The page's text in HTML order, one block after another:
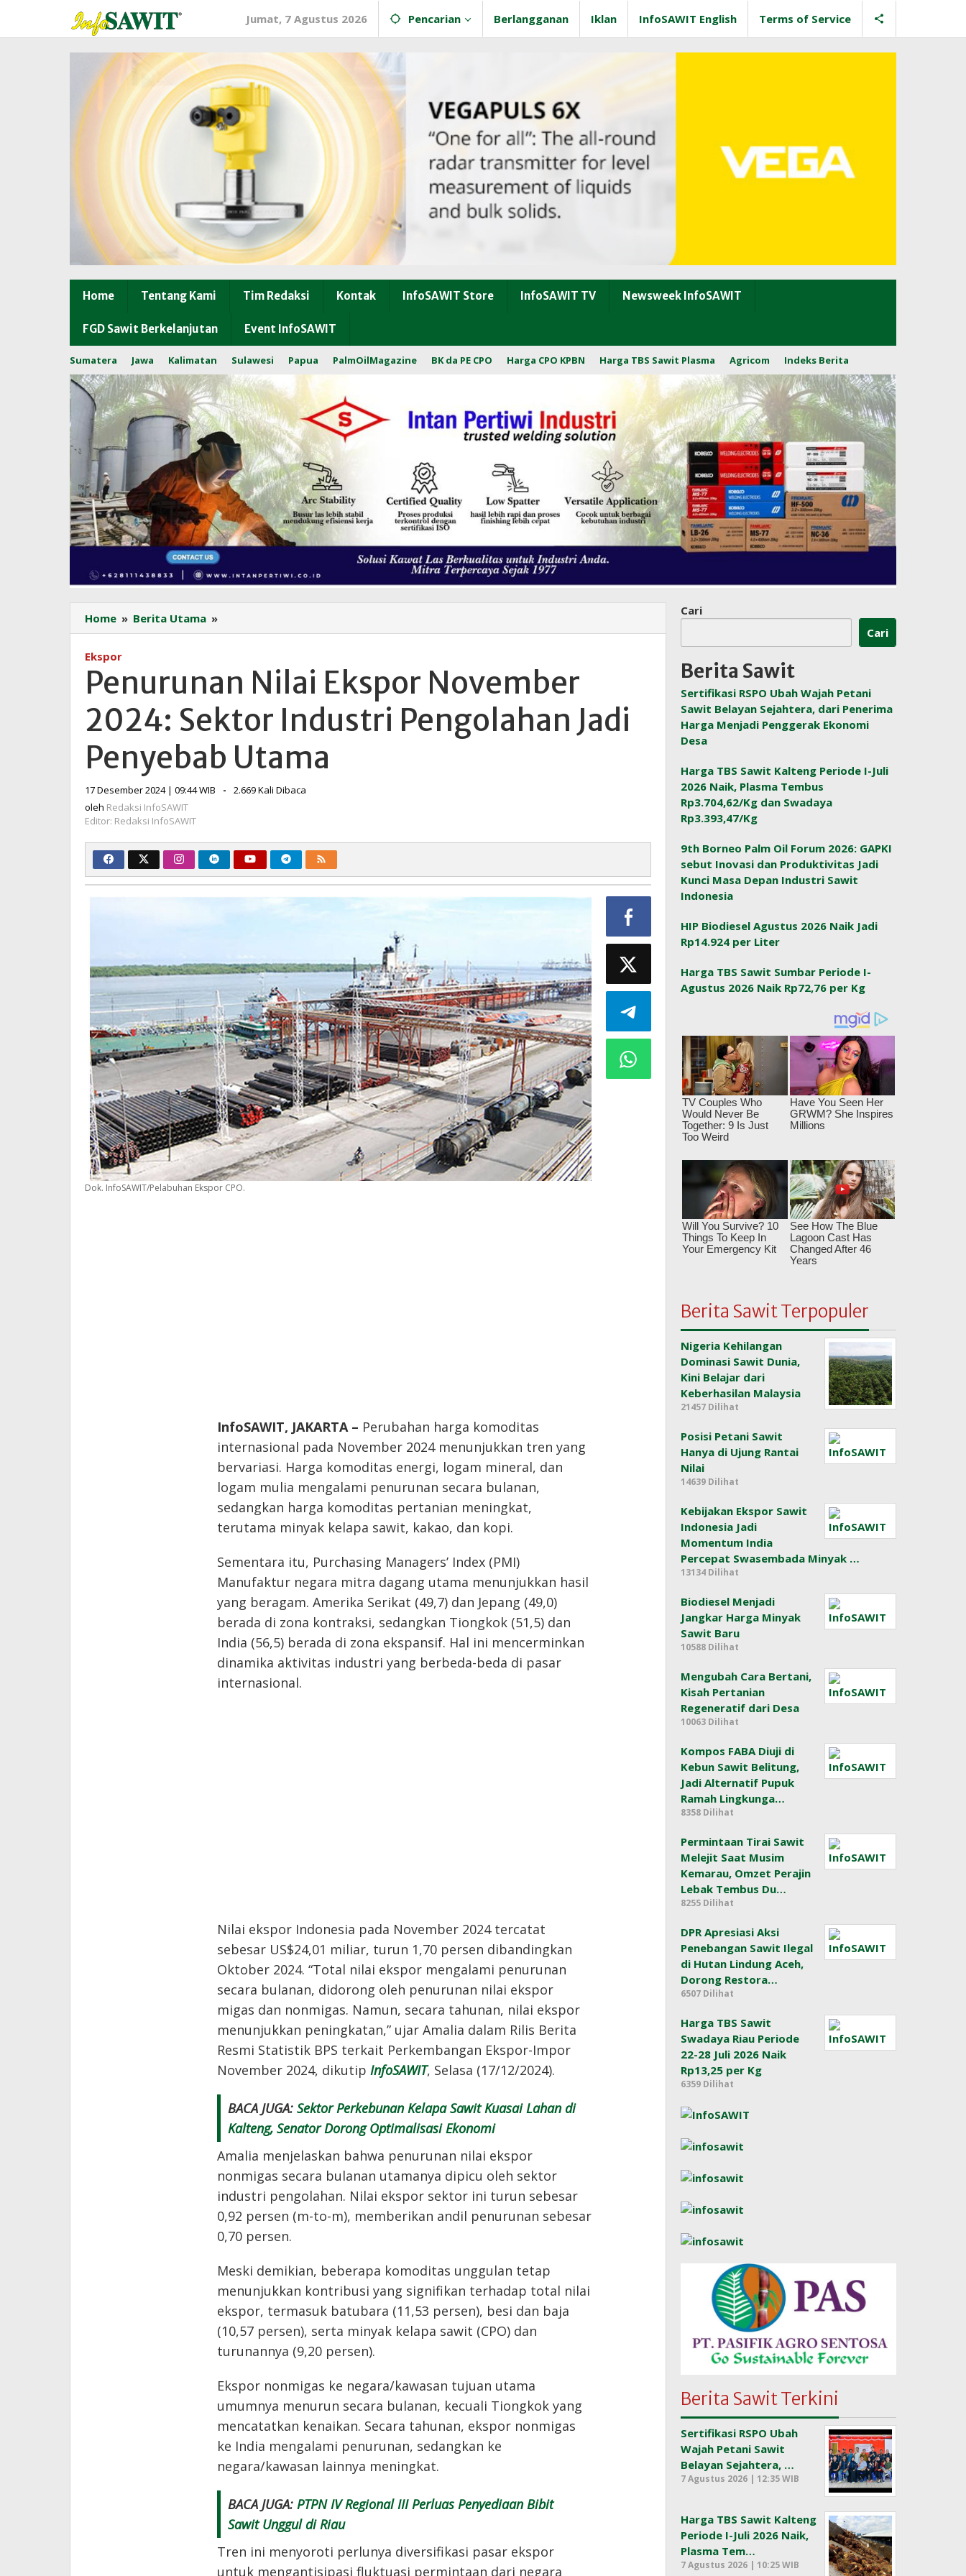
konten
Jumat, 7 Agustus 2026 Pencarian Berlangganan Iklan InfoSAWIT English Terms of Service
Home Tentang Kami Tim Redaksi Kontak InfoSAWIT Store InfoSAWIT TV Newsweek InfoSAWIT
FGD Sawit Berkelanjutan Event InfoSAWIT
Sumatera Jawa Kalimatan Sulawesi Papua PalmOilMagazine BK da PE CPO Harga CPO KPBN Harga TBS Sawit Plasma Agricom Indeks Berita
Home » Berita Utama »
Nilai
2024:
Sektor
Industri
Pengolahan
Jadi
Penyebab
Ekspor
Penurunan Nilai Ekspor November
2024: Sektor Industri Pengolahan Jadi
Penyebab Utama
17 Desember 2024 | 09:44 WIB
oleh
-
2.669 Kali Dibaca
oleh Redaksi InfoSAWIT
Editor: Redaksi InfoSAWIT
Dok. InfoSAWIT/Pelabuhan Ekspor CPO.
InfoSAWIT, JAKARTA – Perubahan harga komoditas
internasional pada November 2024 menunjukkan tren yang
bervariasi. Harga komoditas energi, logam mineral, dan
logam mulia mengalami penurunan secara bulanan,
sedangkan harga komoditas pertanian meningkat,
terutama minyak kelapa sawit, kakao, dan kopi.
Sementara itu, Purchasing Managers’ Index (PMI)
Manufaktur negara mitra dagang utama menunjukkan hasil
yang beragam. Amerika Serikat (49,7) dan Jepang (49,0)
berada di zona kontraksi, sedangkan Tiongkok (51,5) dan
India (56,5) berada di zona ekspansif. Hal ini mencerminkan
dinamika aktivitas industri yang berbeda-beda di pasar
internasional.
Nilai ekspor Indonesia pada November 2024 tercatat
sebesar US$24,01 miliar, turun 1,70 persen dibandingkan
Oktober 2024. “Total nilai ekspor mengalami penurunan
secara bulanan, didorong oleh penurunan nilai ekspor
migas dan nonmigas. Namun, secara tahunan, nilai ekspor
menunjukkan peningkatan,” ujar Amalia dalam Rilis Berita
Resmi Statistik BPS terkait Perkembangan Ekspor-Impor
November 2024, dikutip InfoSAWIT, Selasa (17/12/2024).
BACA JUGA: Sektor Perkebunan Kelapa Sawit Kuasai Lahan di
Kalteng, Senator Dorong Optimalisasi Ekonomi
Amalia menjelaskan bahwa penurunan nilai ekspor
nonmigas secara bulanan utamanya dipicu oleh sektor
industri pengolahan. Nilai ekspor sektor ini turun sebesar
0,92 persen (m-to-m), memberikan andil penurunan sebesar
0,70 persen.
Meski demikian, beberapa komoditas unggulan tetap
menunjukkan kontribusi yang signifikan terhadap total nilai
ekspor, termasuk batubara (11,53 persen), besi dan baja
(10,57 persen), serta minyak kelapa sawit (CPO) dan
turunannya (9,20 persen).
Ekspor nonmigas ke negara/kawasan tujuan utama
umumnya menurun secara bulanan, kecuali Tiongkok yang
mencatatkan kenaikan. Secara tahunan, ekspor nonmigas
ke India mengalami penurunan, sedangkan ke
negara/kawasan lainnya meningkat.
BACA JUGA: PTPN IV Regional III Perluas Penyediaan Bibit
Sawit Unggul di Riau
Tren ini menyoroti perlunya diversifikasi pasar ekspor
untuk mengantisipasi fluktuasi permintaan dari negara
Cari
Cari
Berita Sawit
Sertifikasi RSPO Ubah Wajah Petani
Sawit Belayan Sejahtera, dari Penerima
Harga Menjadi Penggerak Ekonomi
Desa
Harga TBS Sawit Kalteng Periode I-Juli
2026 Naik, Plasma Tembus
Rp3.704,62/Kg dan Swadaya
Rp3.393,47/Kg
9th Borneo Palm Oil Forum 2026: GAPKI
sebut Inovasi dan Produktivitas Jadi
Kunci Masa Depan Industri Sawit
Indonesia
HIP Biodiesel Agustus 2026 Naik Jadi
Rp14.924 per Liter
Harga TBS Sawit Sumbar Periode I-
Agustus 2026 Naik Rp72,76 per Kg
Berita Sawit Terpopuler
Nigeria Kehilangan
Dominasi Sawit Dunia,
Kini Belajar dari
Keberhasilan Malaysia
21457 Dilihat
Posisi Petani Sawit
Hanya di Ujung Rantai
Nilai
14639 Dilihat
Kebijakan Ekspor Sawit
Indonesia Jadi
Momentum India
Percepat Swasembada Minyak …
13134 Dilihat
Biodiesel Menjadi
Jangkar Harga Minyak
Sawit Baru
10588 Dilihat
Mengubah Cara Bertani,
Kisah Pertanian
Regeneratif dari Desa
10063 Dilihat
Kompos FABA Diuji di
Kebun Sawit Belitung,
Jadi Alternatif Pupuk
Ramah Lingkunga…
8358 Dilihat
Permintaan Tirai Sawit
Melejit Saat Musim
Kemarau, Omzet Perajin
Lebak Tembus Du…
8255 Dilihat
DPR Apresiasi Aksi
Penebangan Sawit Ilegal
di Hutan Lindung Aceh,
Dorong Restora…
6507 Dilihat
Harga TBS Sawit
Swadaya Riau Periode
22-28 Juli 2026 Naik
Rp13,25 per Kg
6359 Dilihat
Berita Sawit Terkini
Sertifikasi RSPO Ubah
Wajah Petani Sawit
Belayan Sejahtera, …
7 Agustus 2026 | 12:35 WIB
Harga TBS Sawit Kalteng
Periode I-Juli 2026 Naik,
Plasma Tem…
7 Agustus 2026 | 10:25 WIB